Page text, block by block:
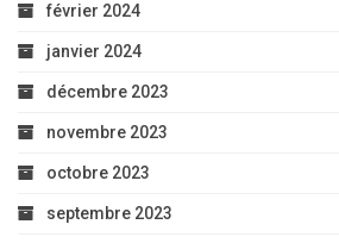
février 2024
janvier 2024
décembre 2023
novembre 2023
octobre 2023
septembre 2023